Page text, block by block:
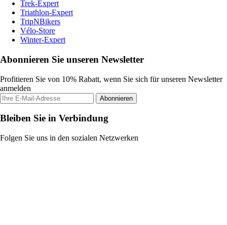
Trek-Expert
Triathlon-Expert
TripNBikers
Vélo-Store
Winter-Expert
Abonnieren Sie unseren Newsletter
Profitieren Sie von 10% Rabatt, wenn Sie sich für unseren Newsletter
anmelden
Abonnieren
Bleiben Sie in Verbindung
Folgen Sie uns in den sozialen Netzwerken